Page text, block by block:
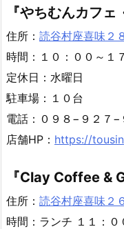
『やちむんカフェ
住所： 読谷村座喜味２
時間：１０：００～１
定休日：水曜日
駐車場：１０台
電話：０９８−９２７−
店舗HP： https://
『Clay Coffee &
住所： 読谷村座喜味２
時間：ランチ １１：